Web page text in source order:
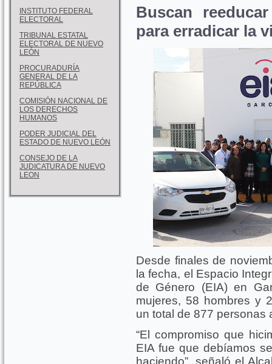
INSTITUTO FEDERAL
ELECTORAL
TRIBUNAL ESTATAL
ELECTORAL DE NUEVO
LEÓN
PROCURADURÍA
GENERAL DE LA
REPÚBLICA
COMISIÓN NACIONAL DE
LOS DERECHOS
HUMANOS
PODER JUDICIAL DEL
ESTADO DE NUEVO LEÓN
CONSEJO DE LA
JUDICATURA DE NUEVO
LEON
Buscan
para erradicar la
Desde finales de
la fecha, el Espacio
de Género (EIA) en
mujeres, 58 hombres y
un total de 877 personas
“El compromiso que
EIA fue que debíamos
haciendo”, señaló el